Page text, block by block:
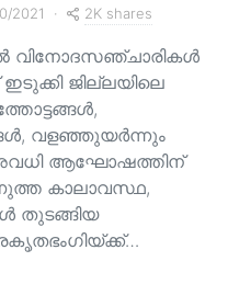
2021 2K shares
വിനോദസഞ്ചാരികൾ
ജില്ലയിലെ
വളഞ്ഞുയര്‍ന്നും
അവധി ആഘോഷത്തിന്
കാലാവസ്ഥ,
തുടങ്ങിയ